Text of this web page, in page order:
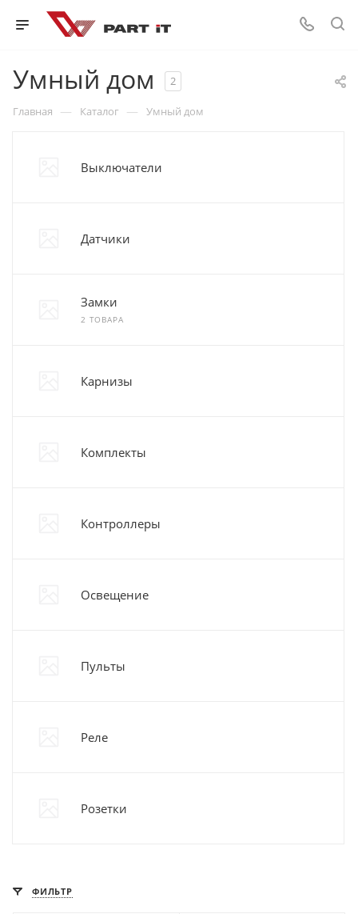
Умный дом 2
Главная — Каталог — Умный дом
Выключатели
Датчики
Замки
2 ТОВАРА
Карнизы
Комплекты
Контроллеры
Освещение
Пульты
Реле
Розетки
ФИЛЬТР